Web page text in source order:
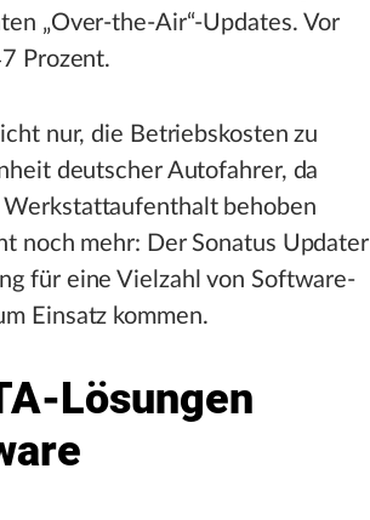
„Over-the-Air“-Updates. Vor
Prozent.
nur, die Betriebskosten zu
deutscher Autofahrer, da
behoben
noch mehr: Der Sonatus Updater
für eine Vielzahl von Software-
Einsatz kommen.
Lösungen